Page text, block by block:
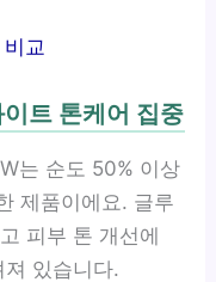
교
트 톤케어 집중
는 순도 50% 이상
제품이에요. 글루
피부 톤 개선에
있습니다.